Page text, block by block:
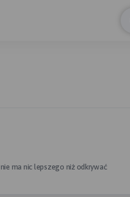
ma nic lepszego niż odkrywać